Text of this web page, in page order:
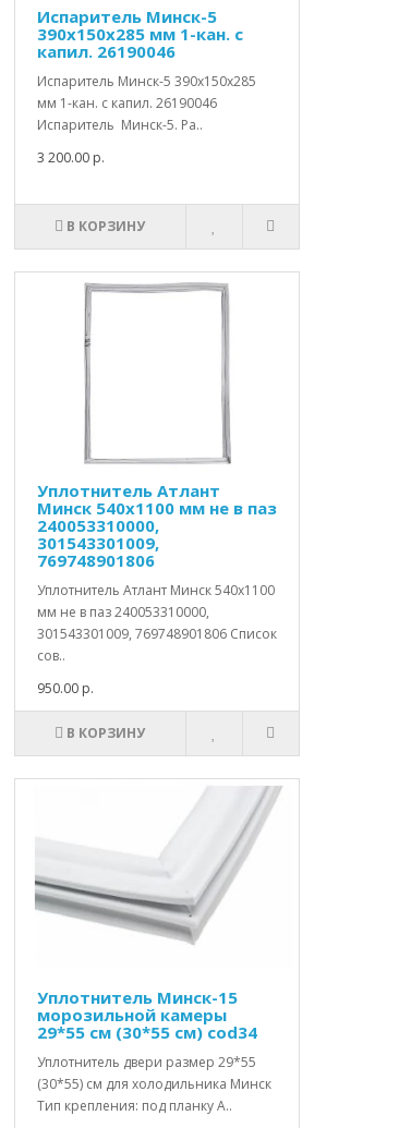
Испаритель Минск-5
390х150х285 мм 1-кан. с
капил. 26190046
Испаритель Минск-5 390х150х285
мм 1-кан. с капил. 26190046
Испаритель Минск-5. Ра..
3 200.00 р.
В КОРЗИНУ
Уплотнитель Атлант
Минск 540х1100 мм не в паз
240053310000,
301543301009,
769748901806
Уплотнитель Атлант Минск 540х1100
мм не в паз 240053310000,
301543301009, 769748901806 Список
сов..
950.00 р.
В КОРЗИНУ
Уплотнитель Минск-15
морозильной камеры
29*55 см (30*55 см) cod34
Уплотнитель двери размер 29*55
(30*55) см для холодильника Минск
Тип крепления: под планку А..